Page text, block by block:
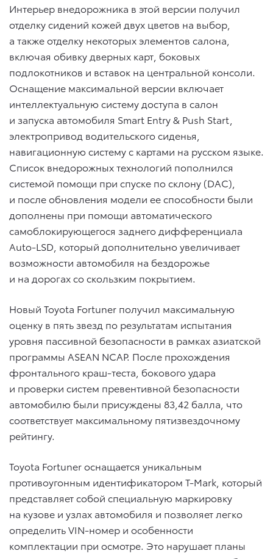
Интерьер внедорожника в этой версии получил
отделку сидений кожей двух цветов на выбор,
а также отделку некоторых элементов салона,
включая обивку дверных карт, боковых
подлокотников и вставок на центральной консоли.
Оснащение максимальной версии включает
интеллектуальную систему доступа в салон
и запуска автомобиля Smart Entry & Push Start,
электропривод водительского сиденья,
навигационную систему с картами на русском языке.
Список внедорожных технологий пополнился
системой помощи при спуске по склону (DAC),
и после обновления модели ее способности были
дополнены при помощи автоматического
самоблокирующегося заднего дифференциала
Auto-LSD, который дополнительно увеличивает
возможности автомобиля на бездорожье
и на дорогах со скользким покрытием.
Новый Toyota Fortuner получил максимальную
оценку в пять звезд по результатам испытания
уровня пассивной безопасности в рамках азиатской
программы ASEAN NCAP. После прохождения
фронтального краш-теста, бокового удара
и проверки систем превентивной безопасности
автомобилю были присуждены 83,42 балла, что
соответствует максимальному пятизвездочному
рейтингу.
Toyota Fortuner оснащается уникальным
противоугонным идентификатором T-Mark, который
представляет собой специальную маркировку
на кузове и узлах автомобиля и позволяет легко
определить VIN-номер и особенности
комплектации при осмотре. Это нарушает планы